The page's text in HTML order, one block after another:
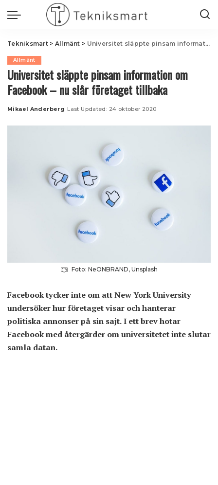
Tekniksmart> Allmänt > Universitet släppte pinsam information om Facebook – nu slår företaget tillbaka
Allmänt
Universitet släppte pinsam information om
Facebook – nu slår företaget tillbaka
Posted
Mikael Anderberg Last Updated: 24 oktober 2020
Foto: NeONBRAND, Unsplash
Facebook tycker inte om att New York University
undersöker hur företaget visar och hanterar
politiska annonser på sin sajt. I ett brev hotar
Facebook med återgärder om universitetet inte slutar
samla datan.